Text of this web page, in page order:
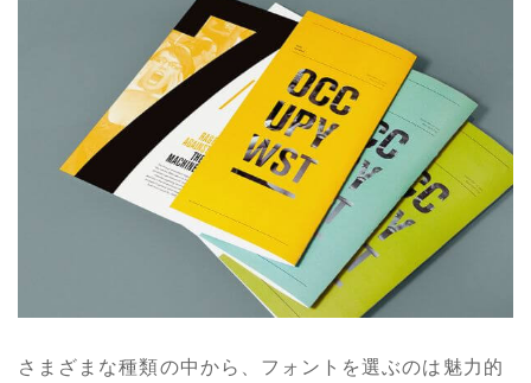
さまざまな種類の中から、フォントを選ぶのは魅力的